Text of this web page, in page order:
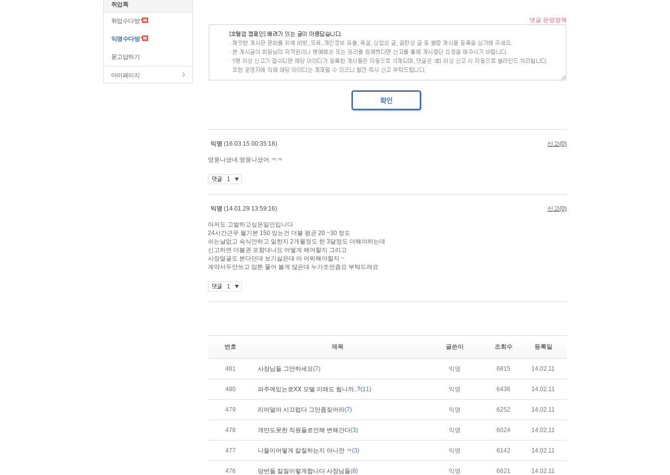
취업톡
취업수다방
익명수다방
묻고답하기
마이페이지
번호 제목 글쓴이 조회수 등록일
481 사장님들 그만하세요(7) 익명 6815 14.02.11
480 파주에있는로XX 모텔 이래도 됩니까..?(11) 익명 6436 14.02.11
479 리어덜아 시끄럽다 그만좀짖어라(7) 익명 6252 14.02.11
478 개만도못한 직원들로인해 변해간다(3) 익명 6024 14.02.11
477 니들이어떻게 칼질하는지 아니깐 ㅋ(3) 익명 6142 14.02.11
476 당번들 칼질이렇게합니다 사장님들(8) 익명 6621 14.02.11